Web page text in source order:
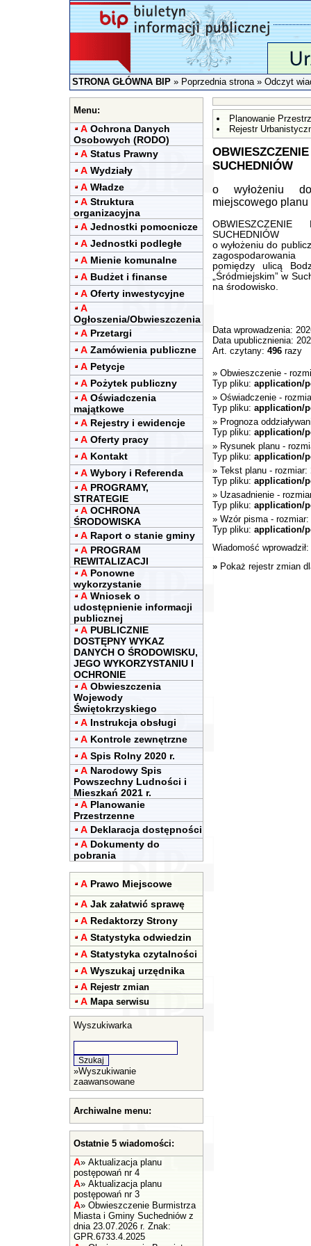
STRONA GŁÓWNA BIP»Poprzednia strona» Odczyt
Menu:
A Ochrona Danych
Osobowych (RODO)
A Status Prawny
A Wydziały
A Władze
A Struktura
organizacyjna
A Jednostki pomocnicze
A Jednostki podległe
A Mienie komunalne
A Budżet i finanse
A Oferty inwestycyjne
A
Ogłoszenia/Obwieszczenia
A Przetargi
A Zamówienia publiczne
A Petycje
A Pożytek publiczny
A Oświadczenia
majątkowe
A Rejestry i ewidencje
A Oferty pracy
A Kontakt
A Wybory i Referenda
A PROGRAMY,
STRATEGIE
A OCHRONA
ŚRODOWISKA
A Raport o stanie gminy
A PROGRAM
REWITALIZACJI
A Ponowne
wykorzystanie
A Wniosek o
udostępnienie informacji
publicznej
A PUBLICZNIE
DOSTĘPNY WYKAZ
DANYCH O ŚRODOWISKU,
JEGO WYKORZYSTANIU I
OCHRONIE
A Obwieszczenia
Wojewody
Świętokrzyskiego
A Instrukcja obsługi
A Kontrole zewnętrzne
A Spis Rolny 2020 r.
A Narodowy Spis
Powszechny Ludności i
Mieszkań 2021 r.
A Planowanie
Przestrzenne
A Deklaracja dostępności
A Dokumenty do
pobrania
A Prawo Miejscowe
A Jak załatwić sprawę
A Redaktorzy Strony
A Statystyka odwiedzin
A Statystyka czytalności
A Wyszukaj urzędnika
A Rejestr zmian
A Mapa serwisu
Wyszukiwarka
»Wyszukiwanie
zaawansowane
Archiwalne menu:
Ostatnie 5 wiadomości:
A» Aktualizacja planu
postępowań nr 4
A» Aktualizacja planu
postępowań nr 3
A» Obwieszczenie Burmistrza
Miasta i Gminy Suchedniów z
dnia 23.07.2026 r. Znak:
GPR.6733.4.2025
Planowanie
Rejestr
SUCHEDNIÓW
o wyłożeniu
miejscowego
SUCHEDNIÓW
o wyłożeniu do
pomiędzy ulicą
„Śródmiejskim” w
na środowisko.
Data wprowadzenia:
Data upublicznienia:
Art. czytany: 496razy
» Obwieszczenie-
Typ pliku: application/
» Oświadczenie-
Typ pliku: application/
» Prognoza
Typ pliku: application/
» Rysunek planu-
Typ pliku: application/
» Tekst planu- rozmiar:
Typ pliku: application/
» Uzasadnienie-
Typ pliku: application/
» Wzór pisma- rozmiar:
Typ pliku: application/
Wiadomość wprowadził:
» Pokaż rejestr zmian